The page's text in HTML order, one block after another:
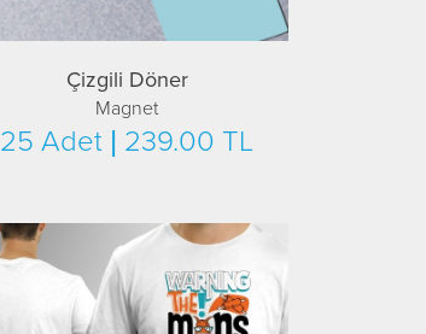
Çizgili Döner
Magnet
25 Adet | 239.00 TL